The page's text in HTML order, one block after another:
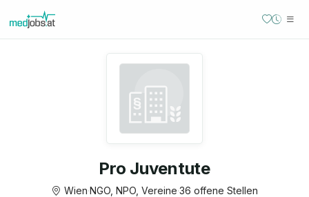
Pro Juventute
Wien·NGO, NPO, Vereine·36 offene Stellen